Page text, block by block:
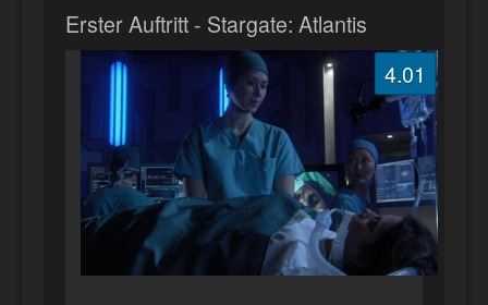
Erster Auftritt - Stargate: Atlantis
4.01